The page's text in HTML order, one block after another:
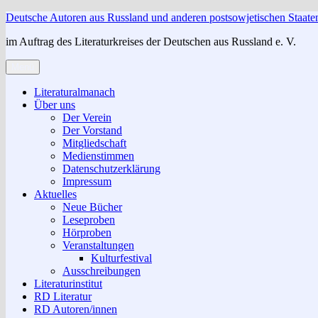
Zum
springen
Deutsche Autoren aus Russland und anderen postsowjetischen
im Auftrag des Literaturkreises der Deutschen aus Russland e. V.
Literaturalmanach
Über uns
Der Verein
Der Vorstand
Mitgliedschaft
Medienstimmen
Datenschutzerklärung
Impressum
Aktuelles
Neue Bücher
Leseproben
Hörproben
Veranstaltungen
Kulturfestival
Ausschreibungen
Literaturinstitut
RD Literatur
RD Autoren/innen